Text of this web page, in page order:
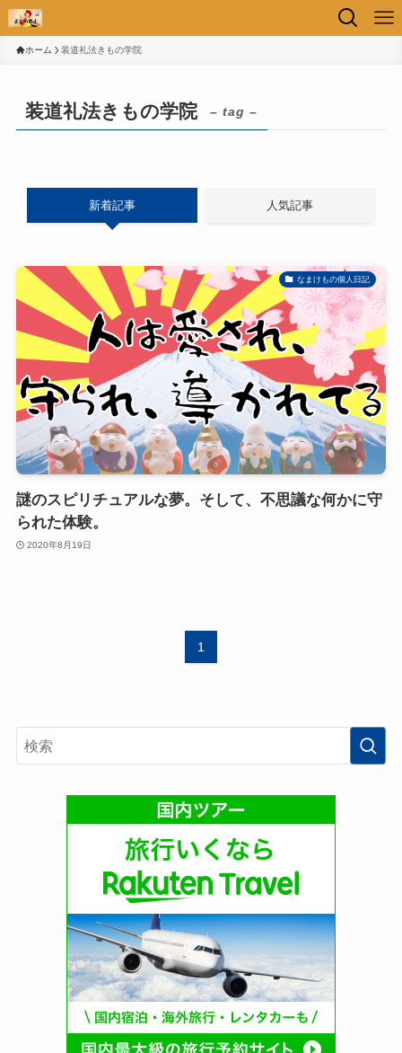
ホーム 装道礼法きもの学院
装道礼法きもの学院 – tag –
新着記事 人気記事
なまけもの個人日記
謎のスピリチュアルな夢。そして、不思議な何かに守
られた体験。
2020年8月19日
1